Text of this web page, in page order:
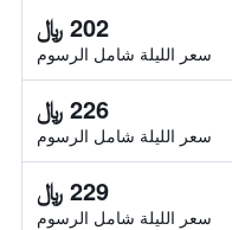
202 ﷼
سعر الليلة شامل الرسوم
226 ﷼
سعر الليلة شامل الرسوم
229 ﷼
سعر الليلة شامل الرسوم